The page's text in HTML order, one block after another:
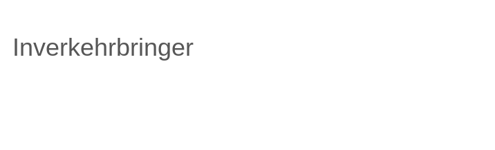
Inverkehrbringer